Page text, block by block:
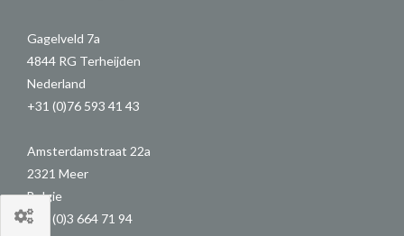
Gagelveld 7a
4844 RG Terheijden
Nederland
+31 (0)76 593 41 43
Amsterdamstraat 22a
2321 Meer
Belgie
+32 (0)3 664 71 94